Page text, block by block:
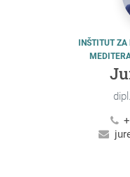
INŠTITUT